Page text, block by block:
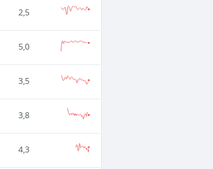
2,5
5,0
3,5
3,8
4,3